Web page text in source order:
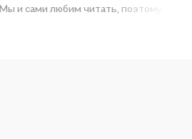
и сами любим читать, поэтому